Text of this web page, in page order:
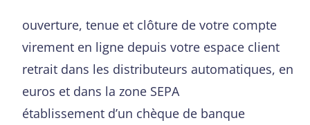
ouverture, tenue et clôture de votre compte
virement en ligne depuis votre espace client
retrait dans les distributeurs automatiques, en
euros et dans la zone SEPA
établissement d’un chèque de banque